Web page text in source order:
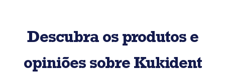
Descubra os produtos e
opiniões sobre Kukident